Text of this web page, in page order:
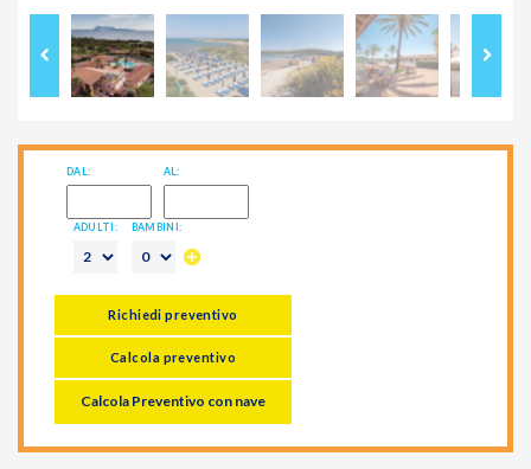
DAL: AL:
ADULTI: BAMBINI:
Richiedi preventivo
Calcola preventivo
Calcola Preventivo con nave